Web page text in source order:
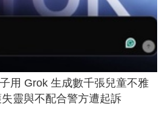
用 Grok 生成數千張兒童不雅
靈與不配合警方遭起訴